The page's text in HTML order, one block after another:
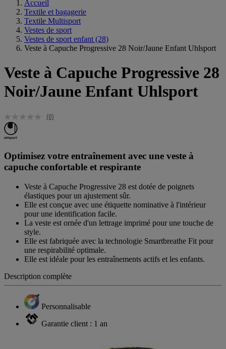
Accueil
Textile et bagagerie
Textile Multisport
Vestes de sport
Vestes de sport enfant (28)
Veste à Capuche Progressive 28 Noir/Jaune Enfant Uhlsport
Veste à Capuche Progressive 28
Noir/Jaune Enfant Uhlsport
(0)
Optimisez votre entraînement avec une veste à
capuche confortable et respirante
Veste à Capuche Progressive 28 est dotée de poignets
élastiques pour un ajustement sûr.
Elle est conçue avec une étiquette nominative à l'intérieur
pour une identification facile.
La veste est ornée d'un lettrage imprimé pour une touche de
style.
Elle est fabriquée avec la technologie Smartbreathe Fit pour
une respirabilité optimale.
Elle est idéale pour les entraînements actifs et les enfants.
Description complète
Personnalisable
Garantie client : 1 an